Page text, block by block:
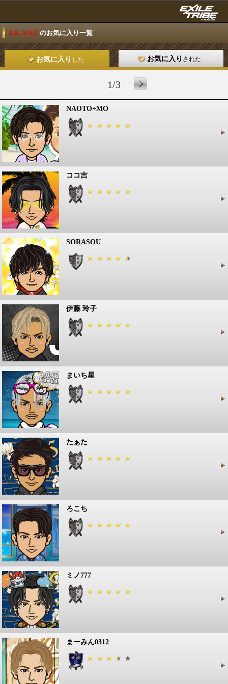
A.K.A.N.E のお気に入り一覧
お気に入り した お気に入り された
1/3
NAOTO+MO
ココ吉
SORASOU
伊藤 玲子
まいち星
たぁた
ろこち
ミノ777
まーみん0312